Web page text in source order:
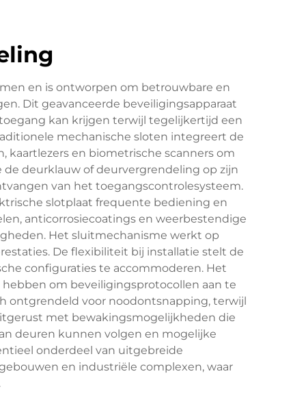
en is ontworpen om betrouwbare en
Dit geavanceerde beveiligingsapparaat
kan krijgen terwijl tegelijkertijd een
mechanische sloten integreert de
en biometrische scanners om
deurklauw of deurvergrendeling op zijn
van het toegangscontrolesysteem.
slotplaat frequente bediening en
anticorrosiecoatings en weerbestendige
Het sluitmechanisme werkt op
De flexibiliteit bij installatie stelt de
configuraties te accommoderen. Het
om beveiligingsprotocollen aan te
ontgrendeld voor noodontsnapping, terwijl
met bewakingsmogelijkheden die
deuren kunnen volgen en mogelijke
onderdeel van uitgebreide
en industriële complexen, waar